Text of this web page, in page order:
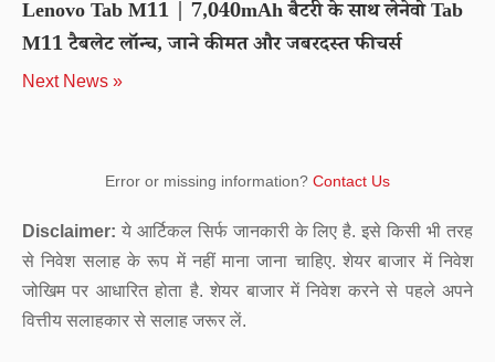
Lenovo Tab M11 | 7,040mAh बैटरी के साथ लेनेवो Tab
M11 टैबलेट लॉन्च, जाने कीमत और जबरदस्त फीचर्स
Next News »
Error or missing information? Contact Us
Disclaimer: ये आर्टिकल सिर्फ जानकारी के लिए है. इसे किसी भी तरह
से निवेश सलाह के रूप में नहीं माना जाना चाहिए. शेयर बाजार में निवेश
जोखिम पर आधारित होता है. शेयर बाजार में निवेश करने से पहले अपने
वित्तीय सलाहकार से सलाह जरूर लें.